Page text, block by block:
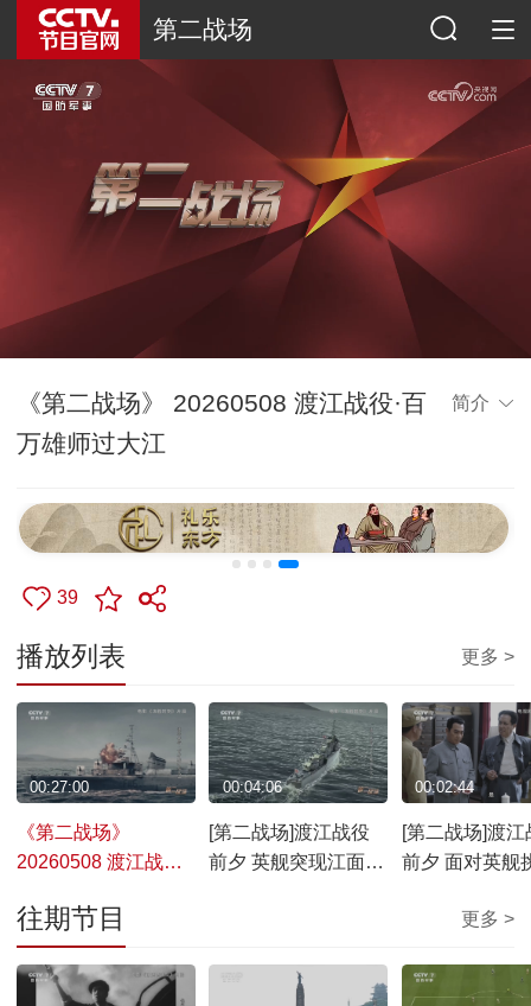
第二战场
《第二战场》 20260508 渡江战役·百
万雄师过大江
简介
39
播放列表 更多 >
《第二战场》
20260508 渡江战役·
00:27:00
[第二战场]渡江战役
前夕 英舰突现江面
00:04:06
[第二战场]渡江
前夕 面对英舰
00:02:44
往期节目 更多 >